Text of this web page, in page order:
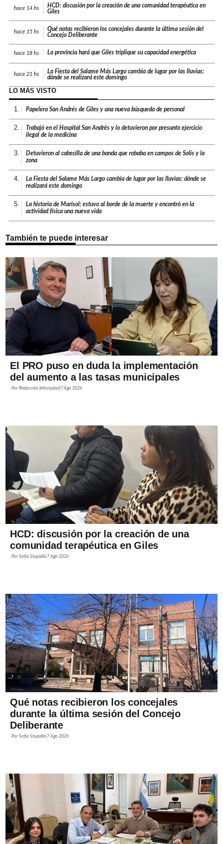
hace 14 hs
HCD: discusión por la creación de una comunidad terapéutica en
Giles
hace 15 hs
Qué notas recibieron los concejales durante la última sesión del
Concejo Deliberante
hace 18 hs La provincia hará que Giles triplique su capacidad energética
hace 21 hs
La Fiesta del Salame Más Largo cambia de lugar por las lluvias:
dónde se realizará este domingo
LO MÁS VISTO
1. Papelera San Andrés de Giles y una nueva búsqueda de personal
2.
Trabajó en el Hospital San Andrés y lo detuvieron por presunto ejercicio
ilegal de la medicina
3.
Detuvieron al cabecilla de una banda que robaba en campos de Solís y la
zona
4.
La Fiesta del Salame Más Largo cambia de lugar por las lluvias: dónde se
realizará este domingo
5.
La historia de Marisol: estuvo al borde de la muerte y encontró en la
actividad física una nueva vida
También te puede interesar
El PRO puso en duda la implementación
del aumento a las tasas municipales
PorRedacción Infociudad 7 Ago 2026
HCD: discusión por la creación de una
comunidad terapéutica en Giles
PorSofía Stupiello 7 Ago 2026
Qué notas recibieron los concejales
durante la última sesión del Concejo
Deliberante
PorSofía Stupiello 7 Ago 2026